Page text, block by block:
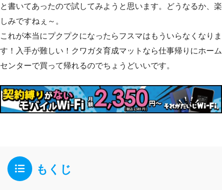
と書いてあったので試してみようと思います。どうなるか、楽
しみですねぇ～。
これが本当にプクプクになったらフスマはもういらなくなりま
す！入手が難しい！クワガタ育成マットなら仕事帰りにホーム
センターで買って帰れるのでちょうどいいです。
もくじ